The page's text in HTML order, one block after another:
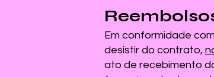
Em conformidade
desistir do contrato,
ato de recebimento